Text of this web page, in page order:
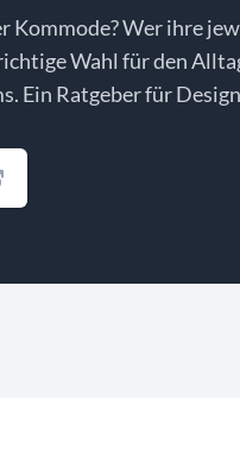
Kommode? Wer ihre
Wahl für den
Ein Ratgeber für